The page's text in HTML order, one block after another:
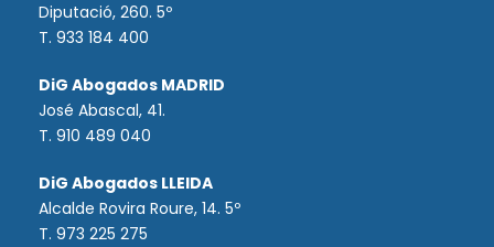
Diputació, 260. 5º
T. 933 184 400
DiG Abogados MADRID
José Abascal, 41.
T. 910 489 040
DiG Abogados LLEIDA
Alcalde Rovira Roure, 14. 5º
T. 973 225 275